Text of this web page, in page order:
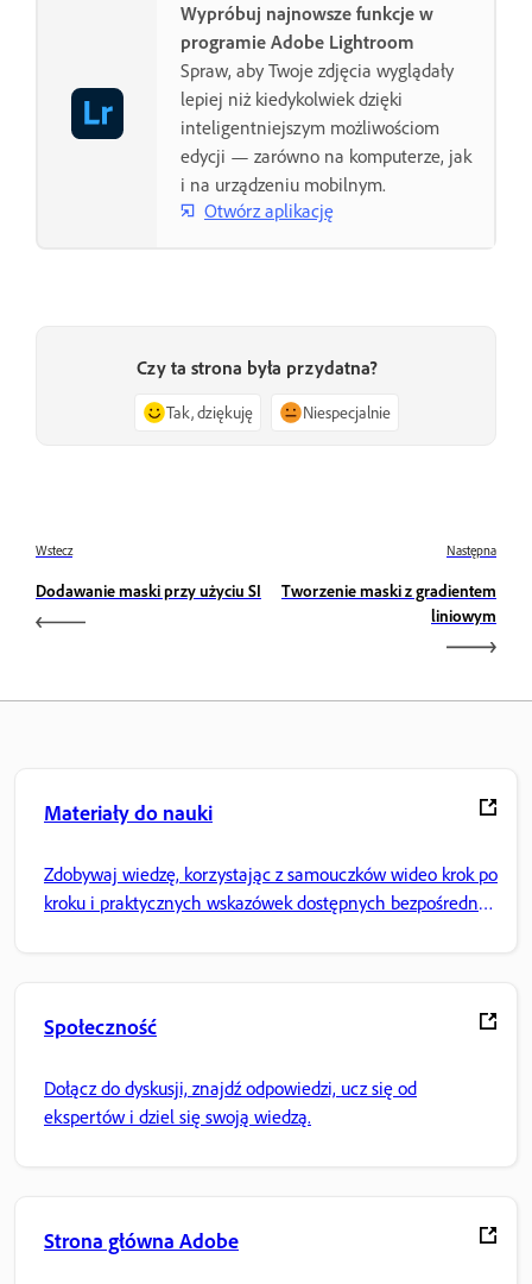
Wypróbuj najnowsze funkcje w
programie Adobe Lightroom
Spraw, aby Twoje zdjęcia wyglądały
lepiej niż kiedykolwiek dzięki
inteligentniejszym możliwościom
edycji — zarówno na komputerze, jak
i na urządzeniu mobilnym.
Otwórz aplikację
Czy ta strona była przydatna?
Tak, dziękuję Niespecjalnie
Wstecz
Dodawanie maski przy użyciu SI
Następna
Tworzenie maski z gradientem
liniowym
Materiały do nauki
Zdobywaj wiedzę, korzystając z samouczków wideo krok po
kroku i praktycznych wskazówek dostępnych bezpośrednio
Społeczność
Dołącz do dyskusji, znajdź odpowiedzi, ucz się od
ekspertów i dziel się swoją wiedzą.
Strona główna Adobe